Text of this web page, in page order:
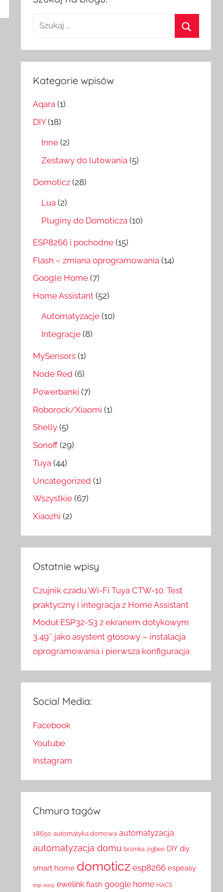
Szukaj:
Kategorie wpisów
Aqara (1)
DIY(18)
Inne (2)
Zestawy do lutowania (5)
Domoticz (28)
Lua (2)
Pluginy do Domoticza (10)
ESP8266 i pochodne (15)
Flash – zmiana oprogramowania (14)
Google Home (7)
Home Assistant (52)
Automatyzacje (10)
Integracje (8)
MySensors (1)
Node Red (6)
Powerbanki (7)
Roborock/Xiaomi (1)
Shelly (5)
Sonoff (29)
Tuya (44)
Uncategorized (1)
Wszystkie (67)
Xiaozhi (2)
Ostatnie wpisy
Czujnik czadu Wi-Fi Tuya CTW-10. Test
praktyczny i integracja z Home Assistant
Moduł ESP32-S3 z ekranem dotykowym
3,49″ jako asystent głosowy – instalacja
oprogramowania i pierwsza konfiguracja
Social Media:
Facebook
Youtube
Instagram
Chmura tagów
18650 automatyka domowa automatyzacja
automatyzacja domu bramka zigbee DIY diy
smart home domoticz esp8266 espeasy
esp easy ewelink flash google home HACS